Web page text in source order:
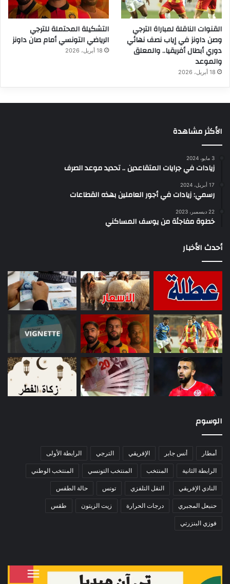
القنوات الناقلة لمباراة الترجي
وصن داونز في إياب نصف نهائي
دوري أبطال أفريقيا.. والمعلق
والموعد
18 أبريل، 2026
التشكيلة المحتملة للترجي
الرياضي التونسي أمام صان داونز
18 أبريل، 2026
الأكثر مشاهدة
3 مايو، 2024
زيادات في جرايات المتقاعدين .. تحديد موعد الصرف
17 أبريل، 2024
رسمي: زيادات في أجور العاملين بهذه القطاعات
22 ديسمبر، 2023
خطوة مفاجئة من يوسف المساكني
أحدث الأخبار
الوسوم
أمطار أنس جابر الإفريقي الترجي الرابطة الأولى
الرابطة الثانية المنتخب المنتخب التونسي المنتخب الوطني
النادي الإفريقي النقل التلفزي تونس حالة الطقس
حنبعل المجبري درجات الحرارة زيت الزيتون طقس
فوزي البنزرتي